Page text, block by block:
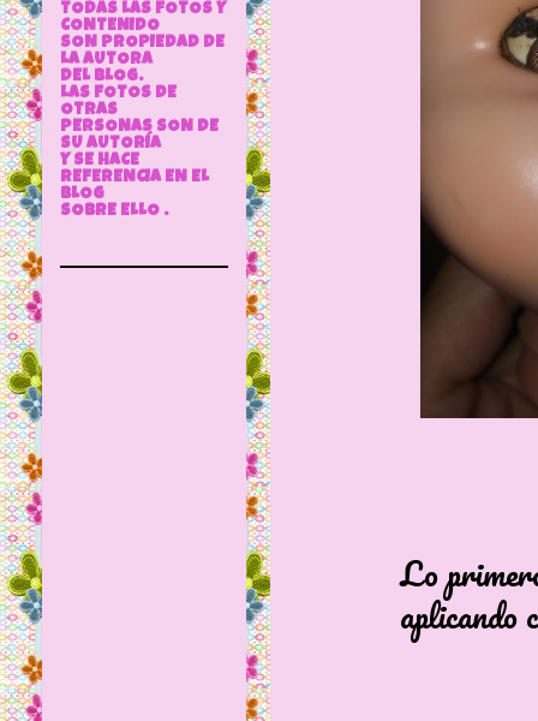
Lo primero
aplicando
TODAS LAS FOTOS Y
CONTENIDO
SON PROPIEDAD DE
LA AUTORA
DEL BLOG.
LAS FOTOS DE
OTRAS
PERSONAS SON DE
SU AUTORÍA
Y SE HACE
REFERENCIA EN EL
BLOG
SOBRE ELLO .